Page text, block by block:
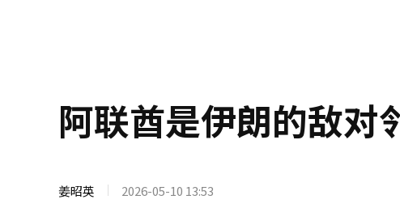
阿联酋是伊朗的敌对
姜昭英 2026-05-10 13:53